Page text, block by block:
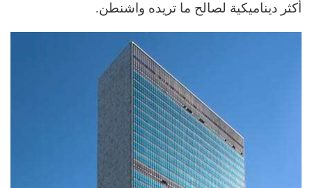
أكثر ديناميكية لصالح ما تريده واشنطن.